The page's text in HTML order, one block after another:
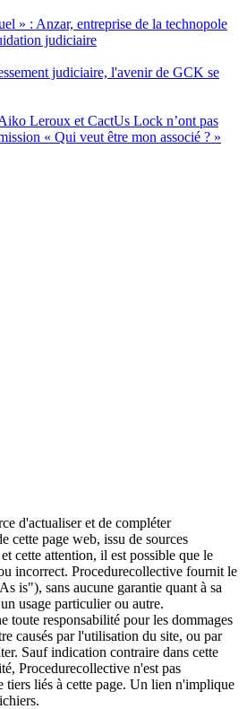
» : Anzar, entreprise de la technopole
judiciaire
judiciaire, l'avenir de GCK se
Leroux et CactUs Lock n’ont pas
« Qui veut être mon associé ? »
d'actualiser et de compléter
cette page web, issu de sources
cette attention, il est possible que le
incorrect. Procedurecollective fournit le
is"), sans aucune garantie quant à sa
usage particulier ou autre.
toute responsabilité pour les dommages
causés par l'utilisation du site, ou par
Sauf indication contraire dans cette
Procedurecollective n'est pas
tiers liés à cette page. Un lien n'implique